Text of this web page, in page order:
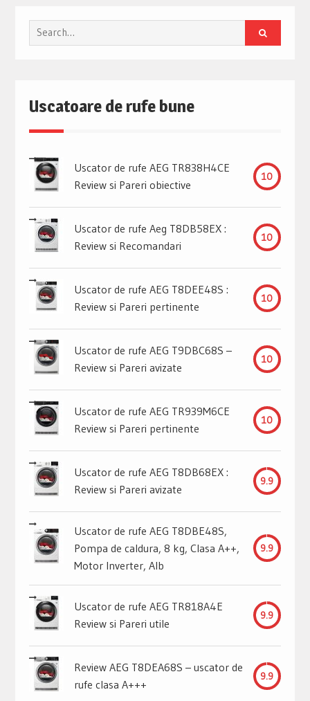
Search
for:
Uscatoare de rufe bune
Uscator de rufe AEG TR838H4CE
Review si Pareri obiective
10
Uscator de rufe Aeg T8DB58EX :
Review si Recomandari
10
Uscator de rufe AEG T8DEE48S :
Review si Pareri pertinente
10
Uscator de rufe AEG T9DBC68S –
Review si Pareri avizate
10
Uscator de rufe AEG TR939M6CE
Review si Pareri pertinente
10
Uscator de rufe AEG T8DB68EX :
Review si Pareri avizate
9.9
Uscator de rufe AEG T8DBE48S,
Pompa de caldura, 8 kg, Clasa A++,
Motor Inverter, Alb
9.9
Uscator de rufe AEG TR818A4E
Review si Pareri utile
9.9
Review AEG T8DEA68S – uscator de
rufe clasa A+++
9.9